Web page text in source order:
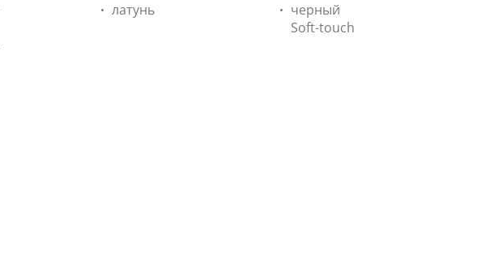
латунь
черный
Soft-touch